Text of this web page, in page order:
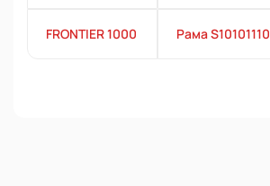
FRONTIER 1000 Рама S10101110